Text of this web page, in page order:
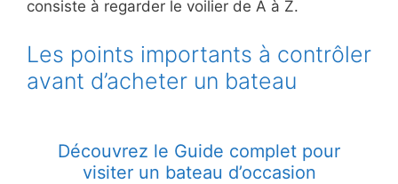
consiste à regarder le voilier de A à Z.
Les points importants à contrôler
avant d’acheter un bateau
Découvrez le Guide complet pour
visiter un bateau d’occasion